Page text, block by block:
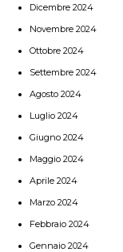
Dicembre 2024
Novembre 2024
Ottobre 2024
Settembre 2024
Agosto 2024
Luglio 2024
Giugno 2024
Maggio 2024
Aprile 2024
Marzo 2024
Febbraio 2024
Gennaio 2024